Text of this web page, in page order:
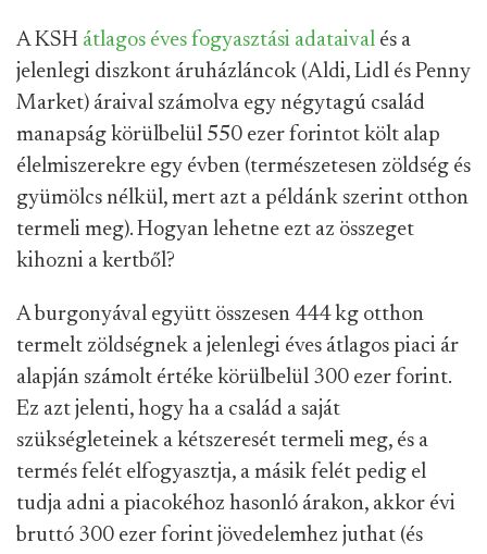
A KSH átlagos éves fogyasztási adataival és a
jelenlegi diszkont áruházláncok (Aldi, Lidl és Penny
Market) áraival számolva egy négytagú család
manapság körülbelül 550 ezer forintot költ alap
élelmiszerekre egy évben (természetesen zöldség és
gyümölcs nélkül, mert azt a példánk szerint otthon
termeli meg). Hogyan lehetne ezt az összeget
kihozni a kertből?
A burgonyával együtt összesen 444 kg otthon
termelt zöldségnek a jelenlegi éves átlagos piaci ár
alapján számolt értéke körülbelül 300 ezer forint.
Ez azt jelenti, hogy ha a család a saját
szükségleteinek a kétszeresét termeli meg, és a
termés felét elfogyasztja, a másik felét pedig el
tudja adni a piacokéhoz hasonló árakon, akkor évi
bruttó 300 ezer forint jövedelemhez juthat (és